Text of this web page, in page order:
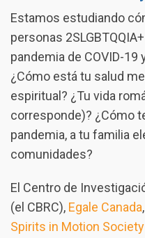
Estamos estudiando
personas
pandemia de COVID-
¿Cómo está tu salud
espiritual? ¿Tu vida
corresponde)? ¿Cómo
pandemia, a tu familia
comunidades?
El Centro de
(el CBRC), Egale Canada,
Spirits in Motion Society